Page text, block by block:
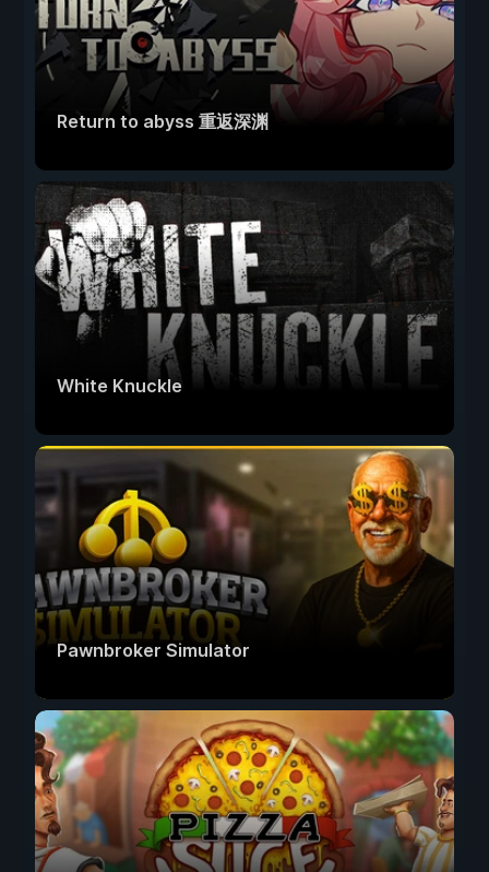
Return to abyss 重返深渊
White Knuckle
Pawnbroker Simulator